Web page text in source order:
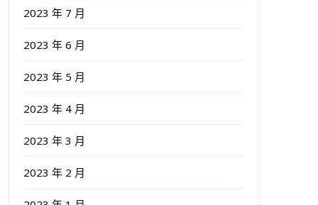
2023 年 7 月
2023 年 6 月
2023 年 5 月
2023 年 4 月
2023 年 3 月
2023 年 2 月